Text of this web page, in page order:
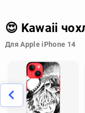
😍 Kawaii
Для Apple iPhone 14